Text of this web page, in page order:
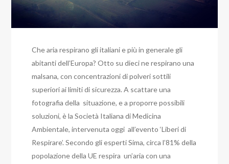
Che aria respirano gli italiani e più in generale gli
abitanti dell’Europa? Otto su dieci ne respirano una
malsana, con concentrazioni di polveri sottili
superiori ai limiti di sicurezza. A scattare una
fotografia della situazione, e a proporre possibili
soluzioni, è la Società Italiana di Medicina
Ambientale, intervenuta oggi all’evento ‘Liberi di
Respirare’. Secondo gli esperti Sima, circa l’81% della
popolazione della UE respira un’aria con una